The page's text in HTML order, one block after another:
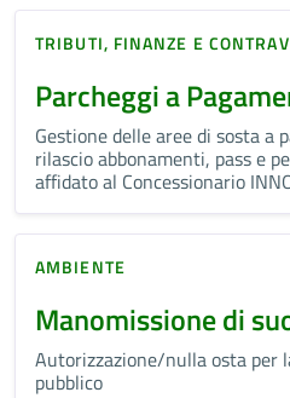
TRIBUTI, FINANZE E
Parcheggi a
Gestione delle aree di sosta a
rilascio abbonamenti, pass e
affidato al Concessionario
AMBIENTE
Manomissione di
Autorizzazione/nulla osta per
pubblico